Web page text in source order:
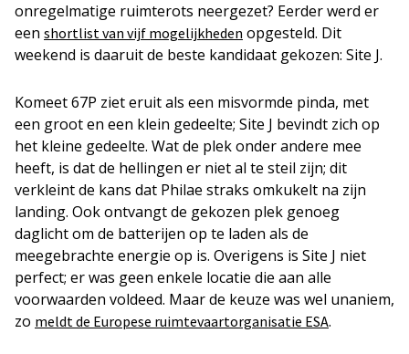
onregelmatige ruimterots neergezet? Eerder werd er
een shortlist van vijf mogelijkheden opgesteld. Dit
weekend is daaruit de beste kandidaat gekozen: Site J.
Komeet 67P ziet eruit als een misvormde pinda, met
een groot en een klein gedeelte; Site J bevindt zich op
het kleine gedeelte. Wat de plek onder andere mee
heeft, is dat de hellingen er niet al te steil zijn; dit
verkleint de kans dat Philae straks omkukelt na zijn
landing. Ook ontvangt de gekozen plek genoeg
daglicht om de batterijen op te laden als de
meegebrachte energie op is. Overigens is Site J niet
perfect; er was geen enkele locatie die aan alle
voorwaarden voldeed. Maar de keuze was wel unaniem,
zo meldt de Europese ruimtevaartorganisatie ESA.